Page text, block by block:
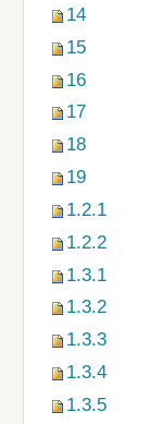
14
15
16
17
18
19
1.2.1
1.2.2
1.3.1
1.3.2
1.3.3
1.3.4
1.3.5